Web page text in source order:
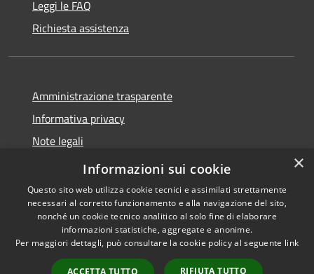
Leggi le FAQ
Richiesta assistenza
Amministrazione trasparente
Informativa privacy
Note legali
Dichiarazione di accessibilità
Accessibilità
Copyright © 2026 • Comune di
Offida • Powered by
Municipium• Accesso
×
Informazioni sui cookie
Questo sito web utilizza cookie tecnici e assimilati strettamente
necessari al corretto funzionamento e alla navigazione del sito,
nonché un cookie tecnico analitico al solo fine di elaborare
informazioni statistiche, aggregate e anonime.
Per maggiori dettagli, può consultare la cookie policy al seguente link
ACCETTA TUTTO RIFIUTA TUTTO